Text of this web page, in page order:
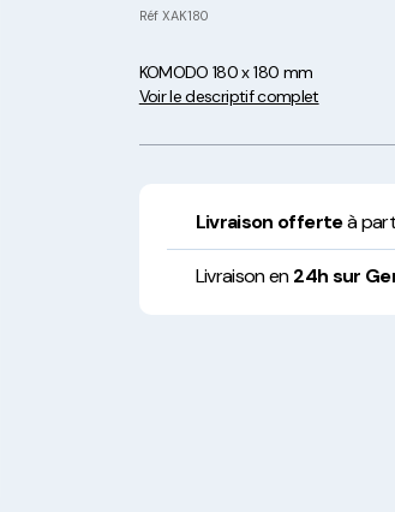
Réf XAK180
KOMODO 180 x 180 mm
Voir le descriptif complet
Livraison offerteà
Livraison en24h sur